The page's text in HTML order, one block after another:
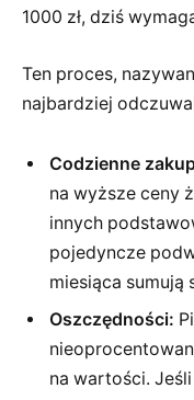
1000 zł, dziś
Ten proces,
najbardziej
Codzienne
na wyższe ceny
innych
pojedyncze
miesiąca sumują
Oszczędności:
na wartości.